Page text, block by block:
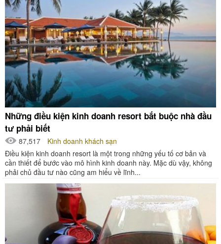
Những điều kiện kinh doanh resort bắt buộc nhà đầu
tư phải biết
87,517
Kinh doanh khách sạn
Điều kiện kinh doanh resort là một trong những yếu tố cơ bản và
cần thiết để bước vào mô hình kinh doanh này. Mặc dù vậy, không
phải chủ đầu tư nào cũng am hiểu về lĩnh...